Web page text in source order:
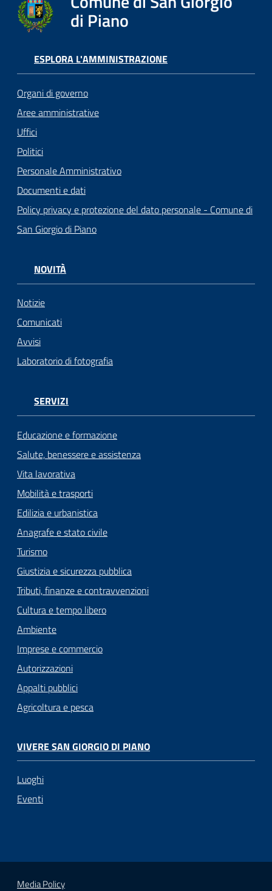
di Piano
ESPLORA L'AMMINISTRAZIONE
Organi di governo
Aree amministrative
Uffici
Politici
Personale Amministrativo
Documenti e dati
Policy privacy e protezione del dato personale - Comune di
San Giorgio di Piano
NOVITÀ
Notizie
Comunicati
Avvisi
Laboratorio di fotografia
SERVIZI
Educazione e formazione
Salute, benessere e assistenza
Vita lavorativa
Mobilità e trasporti
Edilizia e urbanistica
Anagrafe e stato civile
Turismo
Giustizia e sicurezza pubblica
Tributi, finanze e contravvenzioni
Cultura e tempo libero
Ambiente
Imprese e commercio
Autorizzazioni
Appalti pubblici
Agricoltura e pesca
VIVERE SAN GIORGIO DI PIANO
Luoghi
Eventi
Media Policy